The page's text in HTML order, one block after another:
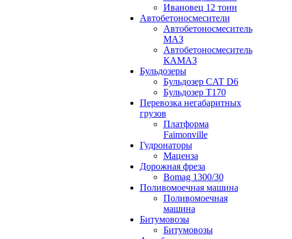
Ивановец 12 тонн
Автобетоносмесители
Автобетоносмеситель
МАЗ
Автобетоносмеситель
КАМАЗ
Бульдозеры
Бульдозер CAT D6
Бульдозер T170
Перевозка негабаритных
грузов
Платформа
Faimonville
Гудронаторы
Маценза
Дорожная фреза
Bomag 1300/30
Поливомоечная машина
Поливомоечная
машина
Битумовозы
Битумовозы